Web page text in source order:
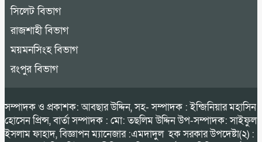
সিলেট বিভাগ
রাজশাহী বিভাগ
ময়মনসিংহ বিভাগ
রংপুর বিভাগ
সম্পাদক ও প্রকাশক: আবছার উদ্দিন, সহ- সম্পাদক : ইন্জিনিয়ার মহাসিন
হোসেন প্রিন্স, বার্তা সম্পাদক : মো: তছলিম উদ্দিন উপ-সম্পাদক: সাইফুল
ইসলাম ফাহাদ, বিজ্ঞাপন ম্যানেজার :এমদাদুল হক সরকার উপদেষ্টা(২) :